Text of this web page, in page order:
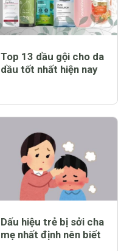
Top 13 dầu gội cho da
dầu tốt nhất hiện nay
Dấu hiệu trẻ bị sởi cha
mẹ nhất định nên biết